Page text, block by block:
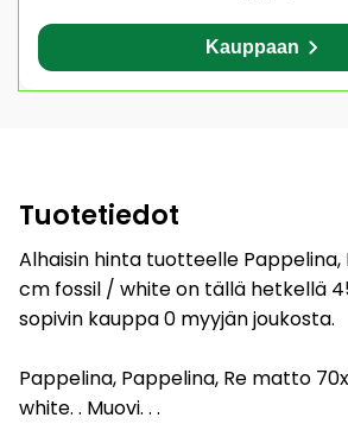
Kauppaan
Tuotetiedot
Alhaisin hinta tuotteelle
cm fossil / white on tällä hetkellä
sopivin kauppa 0 myyjän joukosta.
Pappelina, Pappelina, Re matto
white. . Muovi. . .